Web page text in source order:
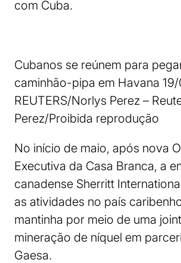
com Cuba.
Cubanos se reúnem para
caminhão-pipa em Havana
REUTERS/Norlys Perez –
Perez/Proibida reprodução
No início de maio, após nova
Executiva da Casa Branca, a
canadense Sherritt
as atividades no país
mantinha por meio de uma
mineração de níquel em
Gaesa.